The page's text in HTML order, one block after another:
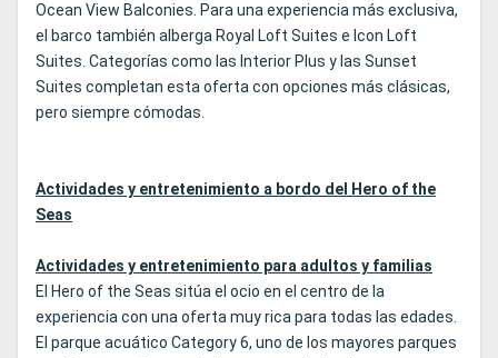
Ocean View Balconies. Para una experiencia más exclusiva,
el barco también alberga Royal Loft Suites e Icon Loft
Suites. Categorías como las Interior Plus y las Sunset
Suites completan esta oferta con opciones más clásicas,
pero siempre cómodas.
Actividades y entretenimiento a bordo del Hero of the
Seas
Actividades y entretenimiento para adultos y familias
El Hero of the Seas sitúa el ocio en el centro de la
experiencia con una oferta muy rica para todas las edades.
El parque acuático Category 6, uno de los mayores parques